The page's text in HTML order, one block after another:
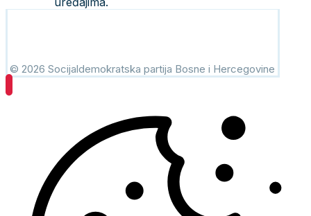
© 2026 Socijaldemokratska partija Bosne i Hercegovine